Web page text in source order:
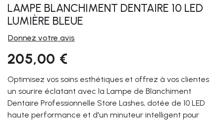
LAMPE BLANCHIMENT DENTAIRE 10 LED
LUMIÈRE BLEUE
Donnez votre avis
205,00 €
Optimisez vos soins esthétiques et offrez à vos clientes
un sourire éclatant avec la Lampe de Blanchiment
Dentaire Professionnelle Store Lashes, dotée de 10 LED
haute performance et d'un minuteur intelligent pour